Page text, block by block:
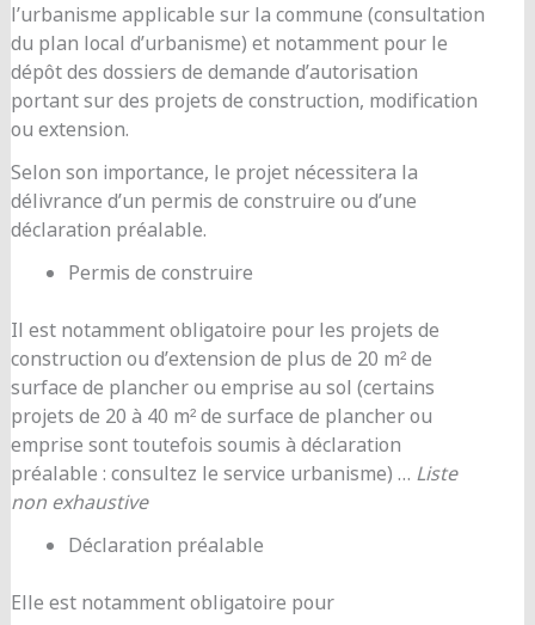
l’urbanisme applicable sur la commune (consultation
du plan local d’urbanisme) et notamment pour le
dépôt des dossiers de demande d’autorisation
portant sur des projets de construction, modification
ou extension.
Selon son importance, le projet nécessitera la
délivrance d’un permis de construire ou d’une
déclaration préalable.
Permis de construire
Il est notamment obligatoire pour les projets de
construction ou d’extension de plus de 20 m² de
surface de plancher ou emprise au sol (certains
projets de 20 à 40 m² de surface de plancher ou
emprise sont toutefois soumis à déclaration
préalable : consultez le service urbanisme) … Liste
non exhaustive
Déclaration préalable
Elle est notamment obligatoire pour